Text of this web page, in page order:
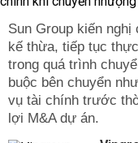
Sun Group kiến
kế thừa, tiếp tục
trong quá trình
buộc bên chuyển
vụ tài chính trước
lợi M&A dự án.